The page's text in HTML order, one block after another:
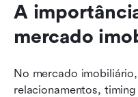
A
mercado
No mercado
relacionamentos,